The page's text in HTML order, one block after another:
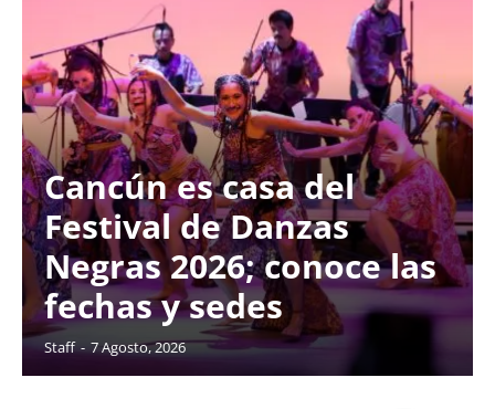
Cancún es casa del
Festival de Danzas
Negras 2026; conoce las
fechas y sedes
Staff - 7 Agosto, 2026